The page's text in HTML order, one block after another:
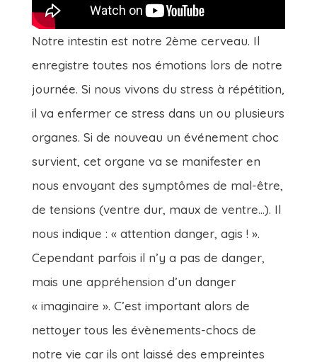
Notre intestin est notre 2ème cerveau. Il
enregistre toutes nos émotions lors de notre
journée. Si nous vivons du stress à répétition,
il va enfermer ce stress dans un ou plusieurs
organes. Si de nouveau un événement choc
survient, cet organe va se manifester en
nous envoyant des symptômes de mal-être,
de tensions (ventre dur, maux de ventre…). Il
nous indique : « attention danger, agis ! ».
Cependant parfois il n’y a pas de danger,
mais une appréhension d’un danger
« imaginaire ». C’est important alors de
nettoyer tous les évènements-chocs de
notre vie car ils ont laissé des empreintes